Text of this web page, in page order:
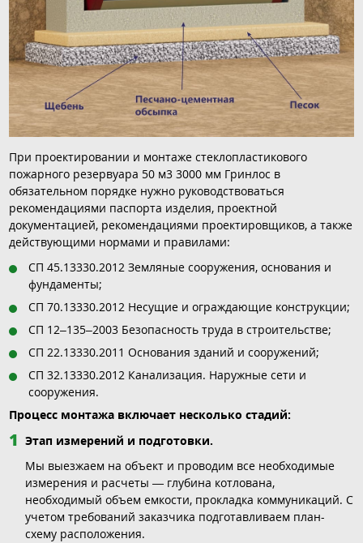
При проектировании и монтаже стеклопластикового
пожарного резервуара 50 м3 3000 мм Гринлос в
обязательном порядке нужно руководствоваться
рекомендациями паспорта изделия, проектной
документацией, рекомендациями проектировщиков, а также
действующими нормами и правилами:
СП 45.13330.2012 Земляные сооружения, основания и
фундаменты;
СП 70.13330.2012 Несущие и ограждающие конструкции;
СП 12–135–2003 Безопасность труда в строительстве;
СП 22.13330.2011 Основания зданий и сооружений;
СП 32.13330.2012 Канализация. Наружные сети и
сооружения.
Процесс монтажа включает несколько стадий:
Этап измерений и подготовки.
Мы выезжаем на объект и проводим все необходимые
измерения и расчеты — глубина котлована,
необходимый объем емкости, прокладка коммуникаций. С
учетом требований заказчика подготавливаем план-
схему расположения.